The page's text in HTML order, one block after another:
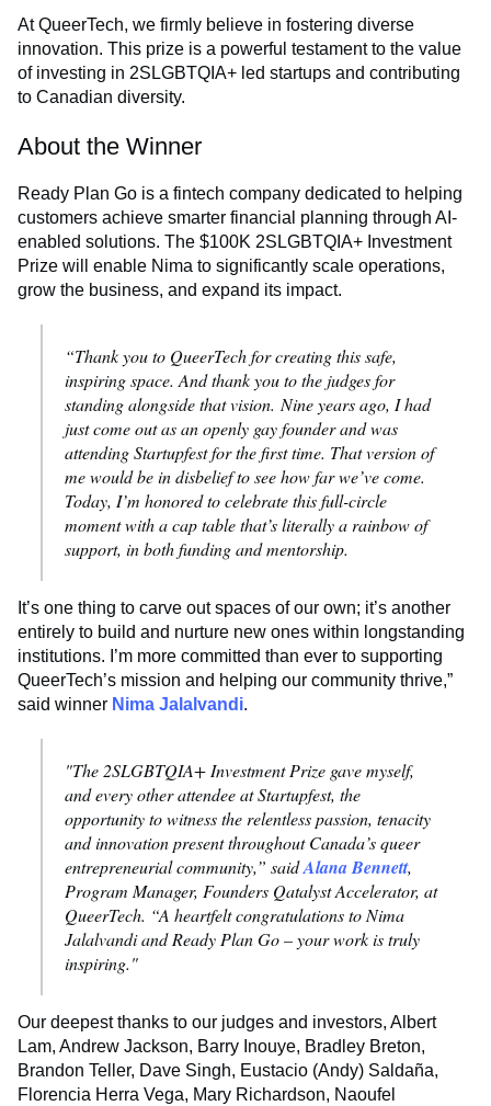
At QueerTech, we firmly believe in fostering diverse
innovation. This prize is a powerful testament to the value
of investing in 2SLGBTQIA+ led startups and contributing
to Canadian diversity.
About the Winner
Ready Plan Go is a fintech company dedicated to helping
customers achieve smarter financial planning through AI-
enabled solutions. The $100K 2SLGBTQIA+ Investment
Prize will enable Nima to significantly scale operations,
grow the business, and expand its impact.
“Thank you to QueerTech for creating this safe,
inspiring space. And thank you to the judges for
standing alongside that vision. Nine years ago, I had
just come out as an openly gay founder and was
attending Startupfest for the first time. That version of
me would be in disbelief to see how far we’ve come.
Today, I’m honored to celebrate this full-circle
moment with a cap table that’s literally a rainbow of
support, in both funding and mentorship.
It’s one thing to carve out spaces of our own; it’s another
entirely to build and nurture new ones within longstanding
institutions. I’m more committed than ever to supporting
QueerTech’s mission and helping our community thrive,”
said winner Nima Jalalvandi.
"The 2SLGBTQIA+ Investment Prize gave myself,
and every other attendee at Startupfest, the
opportunity to witness the relentless passion, tenacity
and innovation present throughout Canada’s queer
entrepreneurial community,” saidAlana Bennett,
Program Manager, Founders Qatalyst Accelerator, at
QueerTech. “A heartfelt congratulations to Nima
Jalalvandi and Ready Plan Go – your work is truly
inspiring."
Our deepest thanks to our judges and investors, Albert
Lam, Andrew Jackson, Barry Inouye, Bradley Breton,
Brandon Teller, Dave Singh, Eustacio (Andy) Saldaña,
Florencia Herra Vega, Mary Richardson, Naoufel